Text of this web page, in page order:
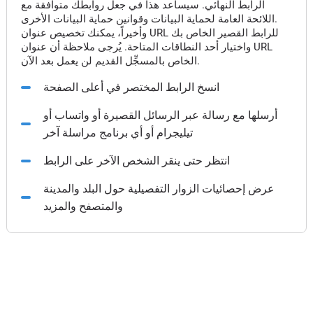
الرابط النهائي. سيساعد هذا في جعل روابطك متوافقة مع
اللائحة العامة لحماية البيانات وقوانين حماية البيانات الأخرى.
وأخيراً، يمكنك تخصيص عنوان URL للرابط القصير الخاص بك
واختيار أحد النطاقات المتاحة. يُرجى ملاحظة أن عنوان URL
الخاص بالمسجِّل القديم لن يعمل بعد الآن.
انسخ الرابط المختصر في أعلى الصفحة
أرسلها مع رسالة عبر الرسائل القصيرة أو واتساب أو
تيليجرام أو أي برنامج مراسلة آخر
انتظر حتى ينقر الشخص الآخر على الرابط
عرض إحصائيات الزوار التفصيلية حول البلد والمدينة
والمتصفح والمزيد